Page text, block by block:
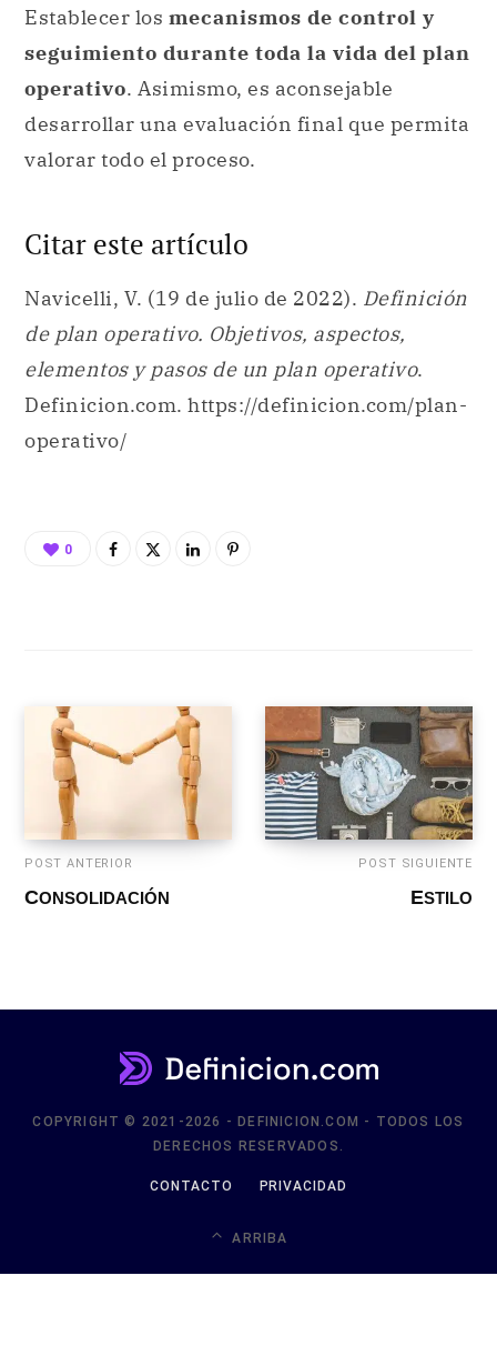
Establecer los mecanismos de control y
seguimiento durante toda la vida del plan
operativo. Asimismo, es aconsejable
desarrollar una evaluación final que permita
valorar todo el proceso.
Citar este artículo
Navicelli, V. (19 de julio de 2022). Definición
de plan operativo. Objetivos, aspectos,
elementos y pasos de un plan operativo.
Definicion.com. https://definicion.com/plan-
operativo/
0
POST ANTERIOR
CONSOLIDACIÓN
POST SIGUIENTE
ESTILO
COPYRIGHT © 2021-2026 - DEFINICION.COM - TODOS LOS
DERECHOS RESERVADOS.
CONTACTO PRIVACIDAD
ARRIBA